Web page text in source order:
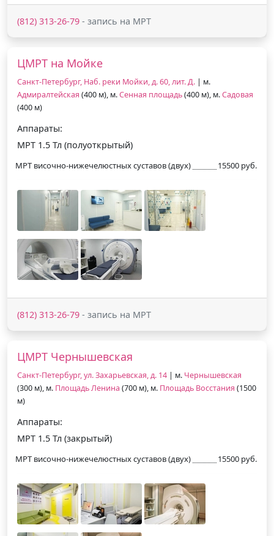
(812) 313-26-79 - запись на МРТ
ЦМРТ на Мойке
Санкт-Петербург, Наб. реки Мойки, д. 60, лит. Д. | м.
Адмиралтейская (400 м), м.Сенная площадь(400 м), м.Садовая
(400 м)
Аппараты:
МРТ 1.5 Тл (полуоткрытый)
МРТ височно-нижечелюстных суставов (двух) 15500 руб.
(812) 313-26-79 - запись на МРТ
ЦМРТ Чернышевская
Санкт-Петербург, ул. Захарьевская, д. 14 | м. Чернышевская
(300 м), м. Площадь Ленина (700 м), м. Площадь Восстания (1500
м)
Аппараты:
МРТ 1.5 Тл (закрытый)
МРТ височно-нижечелюстных суставов (двух) 15500 руб.